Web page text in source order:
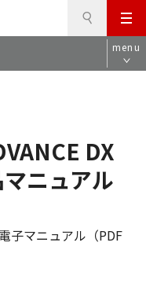
メ
ニ
ュ
menu
DX
ニュアル
子マニュアル（PDF